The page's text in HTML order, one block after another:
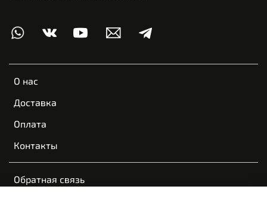
О нас
Доставка
Оплата
Контакты
Обратная связь